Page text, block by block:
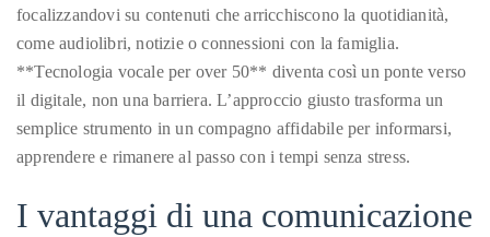
it
up
with
celebrities
ranging
from
Beckham,
focalizzandovi su contenuti che arricchiscono la quotidianità,
come audiolibri, notizie o connessioni con la famiglia.
**Tecnologia vocale per over 50** diventa così un ponte verso
il digitale, non una barriera. L’approccio giusto trasforma un
semplice strumento in un compagno affidabile per informarsi,
apprendere e rimanere al passo con i tempi senza stress.
I vantaggi di una comunicazione